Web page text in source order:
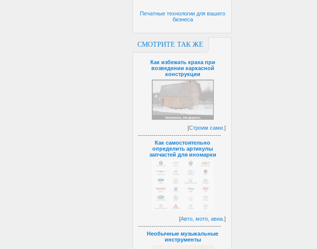
Печатные технологии для вашего
бизнеса
СМОТРИТЕ ТАК ЖЕ
Как избежать краха при
возведении каркасной
конструкции
[Строим сами. ]
------------------------------------------
Как самостоятельно
определить артикулы
запчастей для иномарки
[Авто, мото, авиа. ]
------------------------------------------
Необычные музыкальные
инструменты